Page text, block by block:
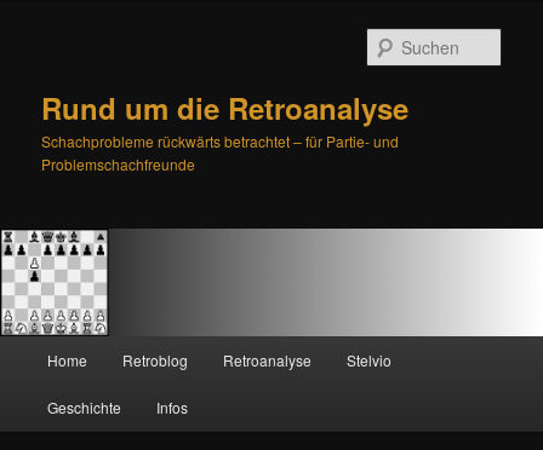
Rund um die Retroanalyse
Schachprobleme rückwärts betrachtet – für Partie- und
Problemschachfreunde
Zum
primären
Zum
sekundären
Home Retroblog Retroanalyse Stelvio
Geschichte Infos